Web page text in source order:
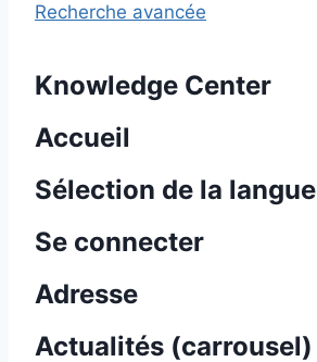
Recherche avancée
Knowledge Center
Accueil
Sélection de la langue
Se connecter
Adresse
Actualités (carrousel)